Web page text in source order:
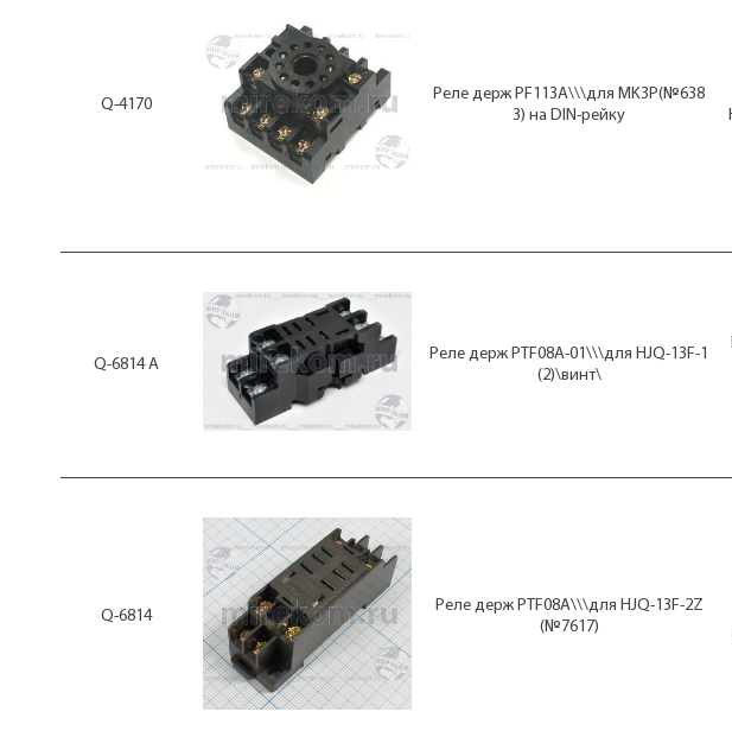
Q-4170
Реле держ PF113A\\\для MK3P(№638
3) на DIN-рейку
Q-6814 А
Реле держ PTF08A-01\\\для HJQ-13F-1
(2)\винт\
Q-6814
Реле держ PTF08A\\\для HJQ-13F-2Z
(№7617)